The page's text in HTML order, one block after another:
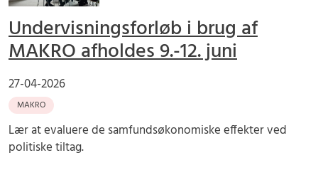
Undervisningsforløb i brug af
MAKRO afholdes 9.-12. juni
27-04-2026
MAKRO
Lær at evaluere de samfundsøkonomiske effekter ved
politiske tiltag.